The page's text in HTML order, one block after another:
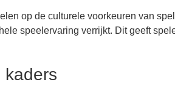
op de culturele voorkeuren van
speelervaring verrijkt. Dit geeft
kaders